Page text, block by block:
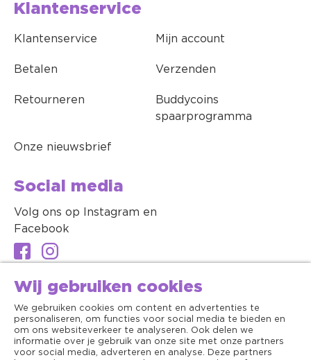
Klantenservice
Klantenservice Mijn account
Betalen Verzenden
Retourneren
Buddycoins
spaarprogramma
Onze nieuwsbrief
Social media
Volg ons op Instagram en
Facebook
Wij gebruiken cookies
We gebruiken cookies om content en advertenties te
personaliseren, om functies voor social media te bieden en
om ons websiteverkeer te analyseren. Ook delen we
informatie over je gebruik van onze site met onze partners
voor social media, adverteren en analyse. Deze partners